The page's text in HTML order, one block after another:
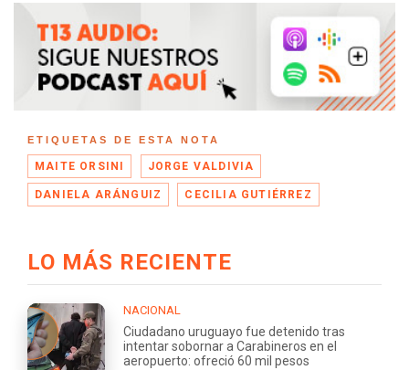
ETIQUETAS DE ESTA NOTA
MAITE ORSINI JORGE VALDIVIA
DANIELA ARÁNGUIZ CECILIA GUTIÉRREZ
LO MÁS RECIENTE
NACIONAL
Ciudadano uruguayo fue detenido tras
intentar sobornar a Carabineros en el
aeropuerto: ofreció 60 mil pesos